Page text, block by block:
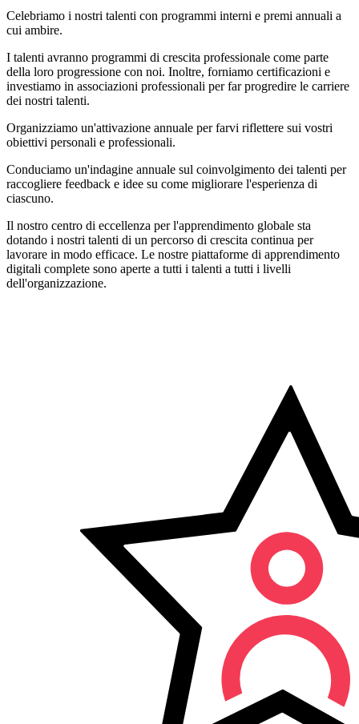
Celebriamo i nostri talenti con programmi interni e premi annuali a
cui ambire.
I talenti avranno programmi di crescita professionale come parte
della loro progressione con noi. Inoltre, forniamo certificazioni e
investiamo in associazioni professionali per far progredire le carriere
dei nostri talenti.
Organizziamo un'attivazione annuale per farvi riflettere sui vostri
obiettivi personali e professionali.
Conduciamo un'indagine annuale sul coinvolgimento dei talenti per
raccogliere feedback e idee su come migliorare l'esperienza di
ciascuno.
Il nostro centro di eccellenza per l'apprendimento globale sta
dotando i nostri talenti di un percorso di crescita continua per
lavorare in modo efficace. Le nostre piattaforme di apprendimento
digitali complete sono aperte a tutti i talenti a tutti i livelli
dell'organizzazione.